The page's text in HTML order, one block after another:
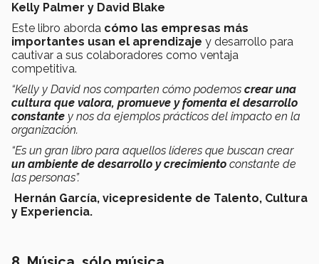
Kelly Palmer y David Blake
Este libro aborda cómo las empresas más
importantes usan el aprendizaje y desarrollo para
cautivar a sus colaboradores como ventaja
competitiva.
“Kelly y David nos comparten cómo podemos crear una
cultura que valora, promueve y fomenta el desarrollo
constante y nos da ejemplos prácticos del impacto en la
organización.
“Es un gran libro para aquellos líderes que buscan crear
un ambiente de desarrollo y crecimiento constante de
las personas”.
Hernán García, vicepresidente de Talento, Cultura
y Experiencia.